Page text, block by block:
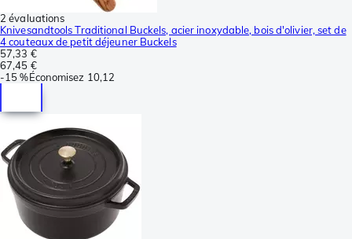
2 évaluations
Knivesandtools Traditional Buckels, acier inoxydable, bois d'olivier, set de
4 couteaux de petit déjeuner Buckels
57,33 €
67,45 €
-15 %Économisez 10,12